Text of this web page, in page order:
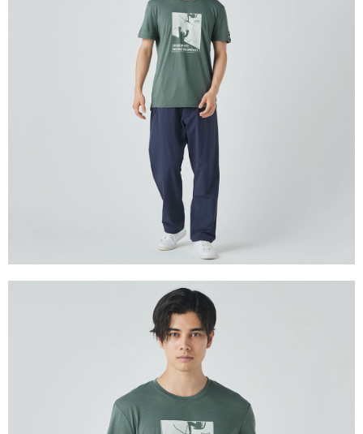
每筆NT$100，滿NT$2,000(含以上)免運費